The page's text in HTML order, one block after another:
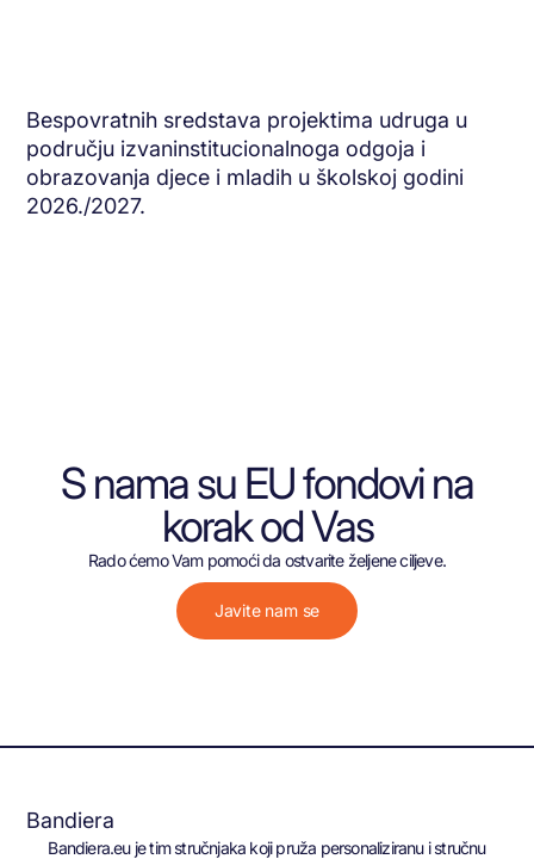
Bespovratnih sredstava projektima udruga u
području izvaninstitucionalnoga odgoja i
obrazovanja djece i mladih u školskoj godini
2026./2027.
S nama su EU fondovi na
korak od Vas
Rado ćemo Vam pomoći da ostvarite željene ciljeve.
Javite nam se
Bandiera
Bandiera.eu je tim stručnjaka koji pruža personaliziranu i stručnu